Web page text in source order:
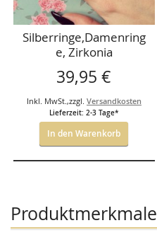
Silberringe,Damenring
e, Zirkonia
39,95 €
Inkl. MwSt. ,zzgl. Versandkosten
Lieferzeit: 2-3 Tage*
In den Warenkorb
Produktmerkmale